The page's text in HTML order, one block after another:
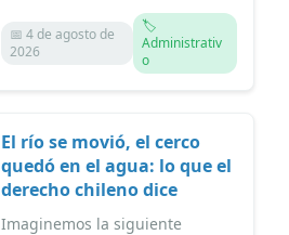
📅 4 de agosto de
2026
🏷️
Administrativ
o
El río se movió, el cerco
quedó en el agua: lo que el
derecho chileno dice
Imaginemos la siguiente